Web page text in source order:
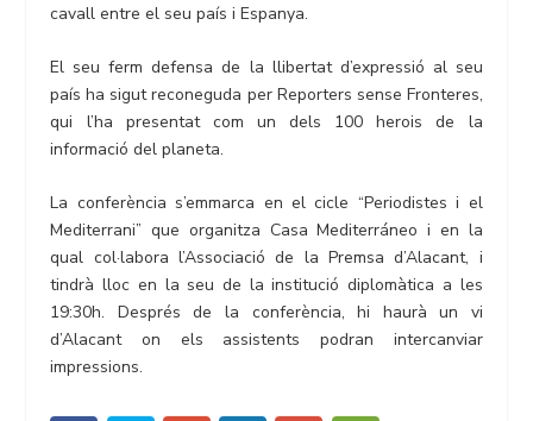
cavall entre el seu país i Espanya.
El seu ferm defensa de la llibertat d’expressió al seu
país ha sigut reconeguda per Reporters sense Fronteres,
qui l’ha presentat com un dels 100 herois de la
informació del planeta.
La conferència s’emmarca en el cicle “Periodistes i el
Mediterrani” que organitza Casa Mediterráneo i en la
qual col·labora l’Associació de la Premsa d’Alacant, i
tindrà lloc en la seu de la institució diplomàtica a les
19:30h. Després de la conferència, hi haurà un vi
d’Alacant on els assistents podran intercanviar
impressions.